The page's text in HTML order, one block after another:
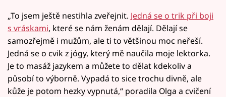
„To jsem ještě nestihla zveřejnit. Jedná se o trik při boji
s vráskami, které se nám ženám dělají. Dělají se
samozřejmě i mužům, ale ti to většinou moc neřeší.
Jedná se o cvik z jógy, který mě naučila moje lektorka.
Je to masáž jazykem a můžete to dělat kdekoliv a
působí to výborně. Vypadá to sice trochu divně, ale
kůže je potom hezky vypnutá,“ poradila Olga a cvičení